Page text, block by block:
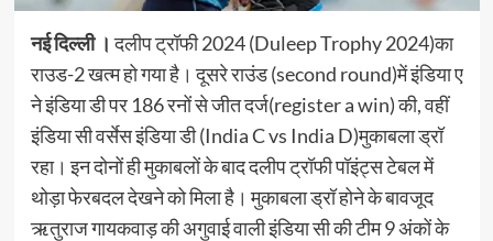
नई दिल्‍ली । दलीप ट्रॉफी 2024 (Duleep Trophy 2024)का
राउड-2 खत्म हो गया है। दूसरे राउंड (second round)में इंडिया ए
ने इंडिया डी पर 186 रनों से जीत दर्ज(register a win) की, वहीं
इंडिया सी वर्सेस इंडिया डी (India C vs India D)मुकाबला ड्रॉ
रहा। इन दोनों ही मुकाबलों के बाद दलीप ट्रॉफी पॉइंट्स टेबल में
थोड़ा फेरबदल देखने को मिला है। मुकाबला ड्रॉ होने के बावजूद
ऋतुराज गायकवाड़ की अगुवाई वाली इंडिया सी की टीम 9 अंकों के